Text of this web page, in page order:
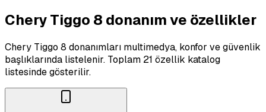
Chery Tiggo 8 donanım ve özellikler
Chery Tiggo 8 donanımları multimedya, konfor ve güvenlik
başlıklarında listelenir. Toplam 21 özellik katalog
listesinde gösterilir.